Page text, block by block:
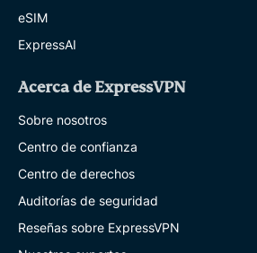
eSIM
ExpressAI
Acerca de ExpressVPN
Sobre nosotros
Centro de confianza
Centro de derechos
Auditorías de seguridad
Reseñas sobre ExpressVPN